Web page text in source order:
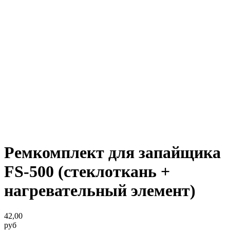
Ремкомплект для запайщика
FS-500 (стеклоткань +
нагревательный элемент)
42,00
руб